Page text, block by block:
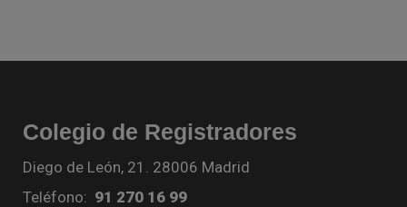
Colegio de Registradores
Diego de León, 21. 28006 Madrid
Teléfono: 91 270 16 99